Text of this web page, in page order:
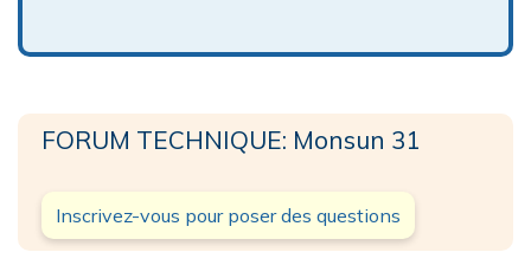
FORUM TECHNIQUE: Monsun 31
Inscrivez-vous pour poser des questions